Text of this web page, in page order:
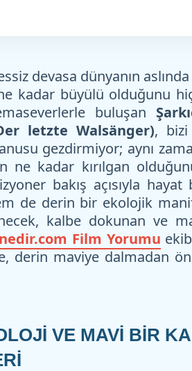
devasa dünyanın
kadar büyülü olduğunu
buluşan
letzte Walsänger), bizi
gezdirmiyor; aynı
ne kadar kırılgan
bakış açısıyla
de derin bir ekolojik
kalbe dokunan ve
Film Yorumu
derin maviye dalmadan
VE MAVI BIR